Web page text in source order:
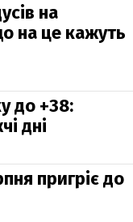
на
на це кажуть
до +38:
дні
пригріє до